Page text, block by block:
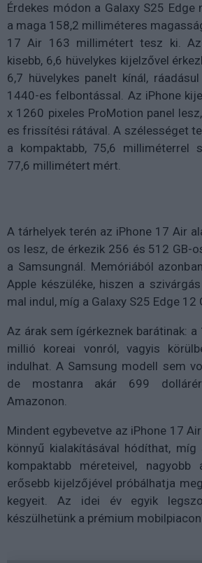
Érdekes módon a Galaxy S25 Edge
a maga 158,2 milliméteres
17 Air 163 millimétert tesz ki.
kisebb, 6,6 hüvelykes kijelzővel
6,7 hüvelykes panelt kínál,
1440-es felbontással. Az iPhone
x 1260 pixeles ProMotion panel
es frissítési rátával. A szélességet
a kompaktabb, 75,6 milliméterrel
77,6 millimétert mért.
A tárhelyek terén az iPhone 17 Air
os lesz, de érkezik 256 és 512 GB-
a Samsungnál. Memóriából
Apple készüléke, hiszen a
mal indul, míg a Galaxy S25 Edge 12
Az árak sem ígérkeznek barátinak:
millió koreai vonról, vagyis
indulhat. A Samsung modell sem
de mostanra akár 699
Amazonon.
Mindent egybevetve az iPhone 17
könnyű kialakításával hódíthat, míg
kompaktabb méreteivel, nagyobb
erősebb kijelzőjével próbálhatja
kegyeit. Az idei év egyik
készülhetünk a prémium